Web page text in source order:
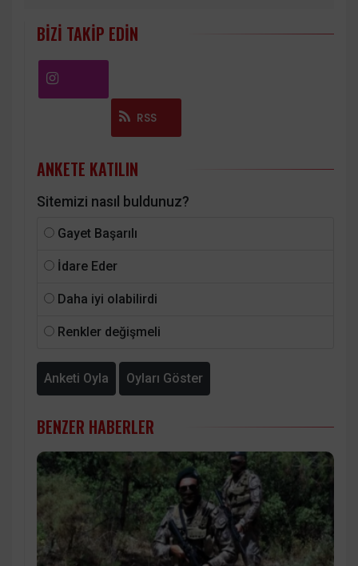
BIZI TAKIP EDIN
RSS
ANKETE KATILIN
Sitemizi nasıl buldunuz?
Gayet Başarılı
İdare Eder
Daha iyi olabilirdi
Renkler değişmeli
Anketi Oyla Oyları Göster
BENZER HABERLER